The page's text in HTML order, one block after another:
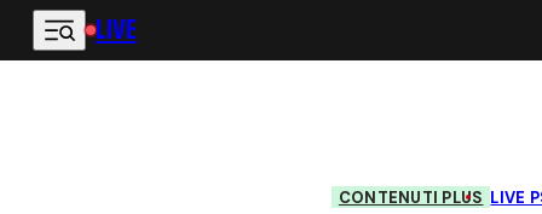
Vai al contenuto principale
LIVE
CONTENUTI PLUS LIVE